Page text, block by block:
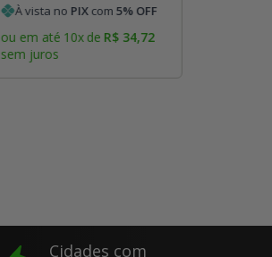
À vista no PIXcom 5% OFF
ou em até 10xde R$ 34,72
sem juros
Cidades com